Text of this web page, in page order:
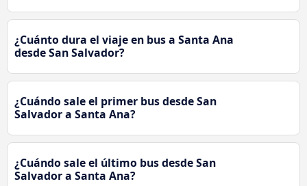
¿Cuánto dura el viaje en bus a Santa Ana
desde San Salvador?
¿Cuándo sale el primer bus desde San
Salvador a Santa Ana?
¿Cuándo sale el último bus desde San
Salvador a Santa Ana?